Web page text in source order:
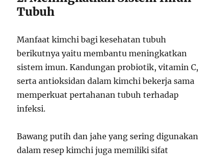
Tubuh
Manfaat kimchi bagi kesehatan tubuh
berikutnya yaitu membantu meningkatkan
sistem imun. Kandungan probiotik, vitamin C,
serta antioksidan dalam kimchi bekerja sama
memperkuat pertahanan tubuh terhadap
infeksi.
Bawang putih dan jahe yang sering digunakan
dalam resep kimchi juga memiliki sifat